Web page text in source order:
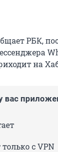
РБК,
на
вас
только с VPN